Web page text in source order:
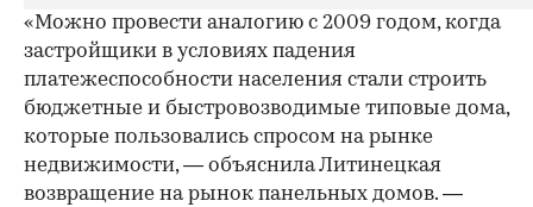
«Можно провести аналогию с 2009 годом, когда
застройщики в условиях падения
платежеспособности населения стали строить
бюджетные и быстровозводимые типовые дома,
которые пользовались спросом на рынке
недвижимости, — объяснила Литинецкая
возвращение на рынок панельных домов. —